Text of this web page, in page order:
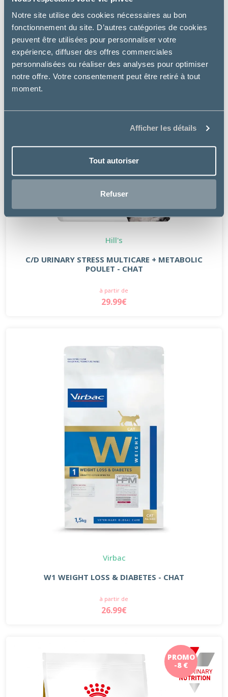
Notre site utilise des cookies nécessaires au bon
fonctionnement du site. D’autres catégories de cookies
peuvent être utilisées pour personnaliser votre
expérience, diffuser des offres commerciales
personnalisées ou réaliser des analyses pour optimiser
notre offre. Votre consentement peut être retiré à tout
moment.
Afficher les détails
Tout autoriser
Refuser
Hill's
C/D URINARY STRESS MULTICARE + METABOLIC
POULET - CHAT
à partir de
29.99€
Virbac
W1 WEIGHT LOSS & DIABETES - CHAT
à partir de
26.99€
PROMO
-8 €